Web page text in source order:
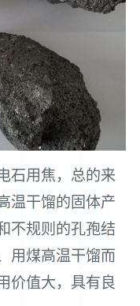
石用焦，总的来
温干馏的固体产
不规则的孔孢结
用煤高温干馏而
价值大，具有良